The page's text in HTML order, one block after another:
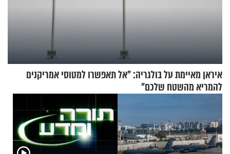
איראן מאיימת על בולגריה: "אל תאפשרו למטוסי אמריקנים
להמריא מהשטח שלכם"